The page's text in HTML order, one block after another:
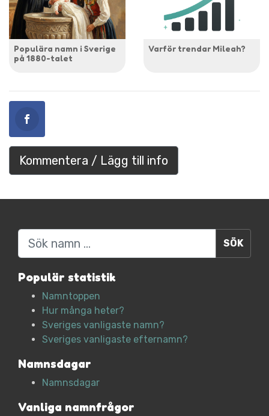
Populära namn i Sverige
på 1880-talet
Varför trendar Mileah?
Kommentera / Lägg till info
Sök
Populär statistik
Namntoppen
Hur många heter?
Sveriges vanligaste namn?
Sveriges vanligaste efternamn?
Namnsdagar
Namnsdagar
Vanliga namnfrågor